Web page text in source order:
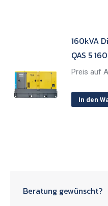
160kVA
QAS 5 160
Preis auf
In den
Beratung gewünscht?